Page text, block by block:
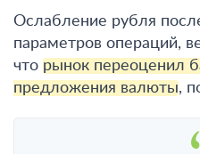
Ослабление рубля
параметров операций,
что рынок переоценил
предложения валюты,